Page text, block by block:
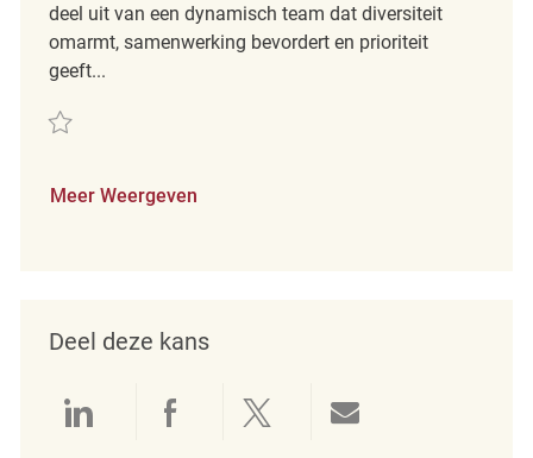
deel uit van een dynamisch team dat diversiteit
omarmt, samenwerking bevordert en prioriteit
geeft...
Redden Merchandising REQ139781
Meer Weergeven
Deel deze kans
Delen via LinkedIn
Delen via Facebook
Delen via twitter